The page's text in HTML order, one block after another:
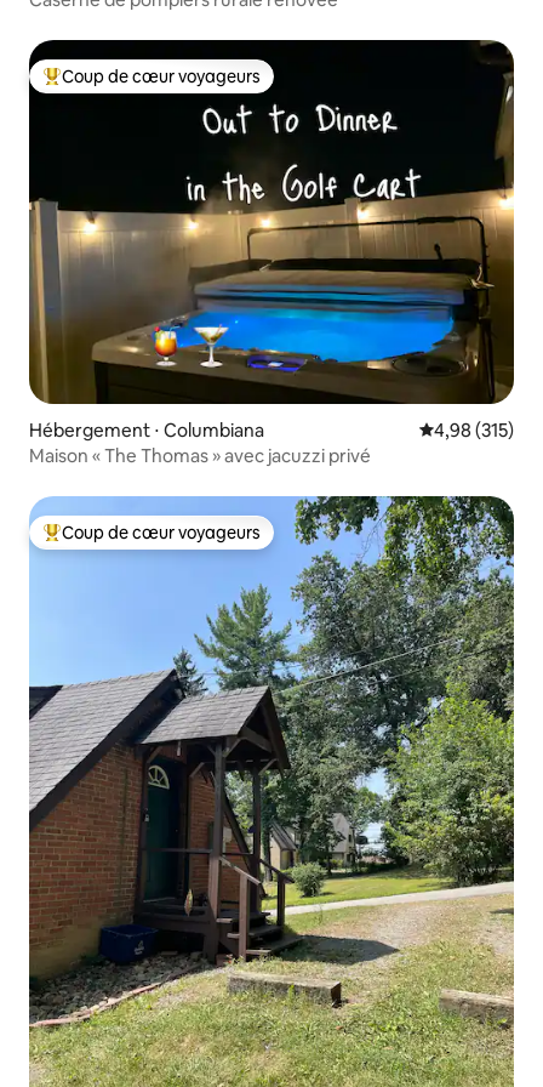
Coups de cœur voyageurs les plus appréciés
Coup de cœur voyageurs
Hébergement ⋅ Columbiana Évaluation
4,98 (315)
Maison « The Thomas » avec jacuzzi privé
Coups de cœur voyageurs les plus appréciés
Coup de cœur voyageurs